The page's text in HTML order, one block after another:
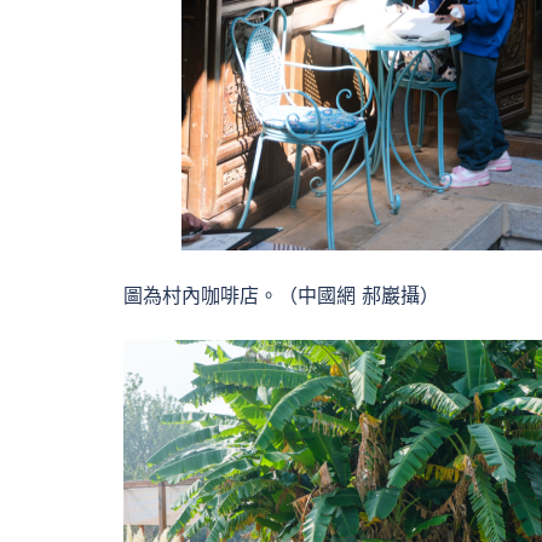
圖為村內咖啡店。（中國網 郝巖攝）